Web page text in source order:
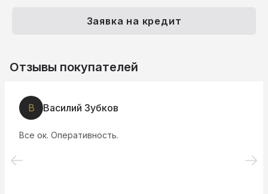
Заявка на кредит
Отзывы покупателей
В Василий Зубков
Все ок. Оперативность.